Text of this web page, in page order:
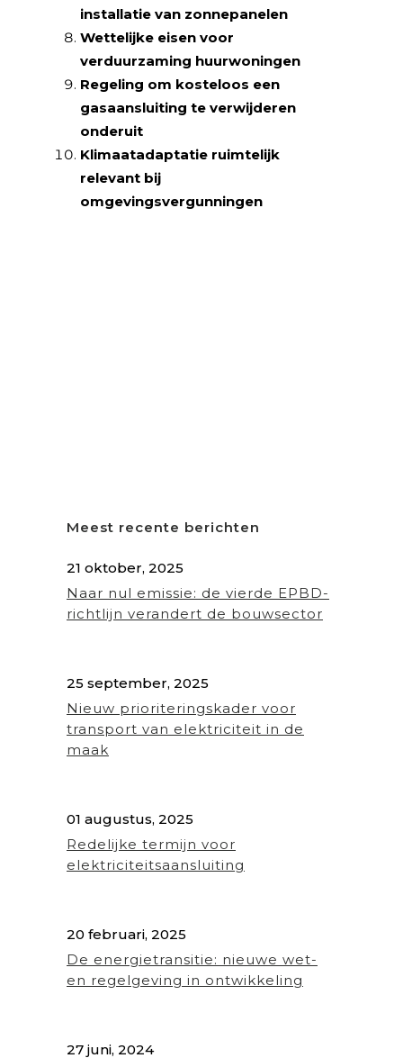
installatie van zonnepanelen
Wettelijke eisen voor
verduurzaming huurwoningen
Regeling om kosteloos een
gasaansluiting te verwijderen
onderuit
Klimaatadaptatie ruimtelijk
relevant bij
omgevingsvergunningen
Meest recente berichten
21 oktober, 2025
Naar nul emissie: de vierde EPBD-
richtlijn verandert de bouwsector
25 september, 2025
Nieuw prioriteringskader voor
transport van elektriciteit in de
maak
01 augustus, 2025
Redelijke termijn voor
elektriciteitsaansluiting
20 februari, 2025
De energietransitie: nieuwe wet-
en regelgeving in ontwikkeling
27 juni, 2024